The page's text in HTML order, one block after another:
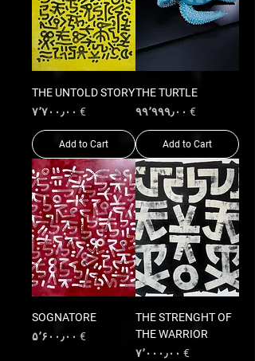
THE TURTLE
Price
€ ۹۹٬۹۹۹٫۰۰
Add to Cart
THE UNTOLD STORY
Price
€ ۷٬۷۰۰٫۰۰
Add to Cart
THE STRENGHT OF
THE WARRIOR
Price
€ ۷٬۰۰۰٫۰۰
SOGNATORE
Price
€ ۵٬۶۰۰٫۰۰